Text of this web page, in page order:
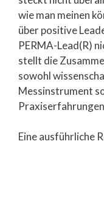
wie man meinen
über positive
PERMA-Lead(R)
stellt die
sowohl
Messinstrument
Eine ausführliche